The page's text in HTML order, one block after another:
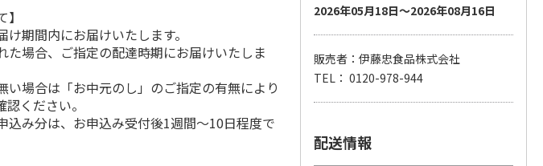
期間内にお届けいたします。
場合、ご指定の配達時期にお届けいたしま
場合は「お中元のし」のご指定の有無により
ください。
込み分は、お申込み受付後1週間～10日程度で
2026年05月18日～2026年08月16日
販売者：伊藤忠食品株式会社
TEL： 0120-978-944
配送情報